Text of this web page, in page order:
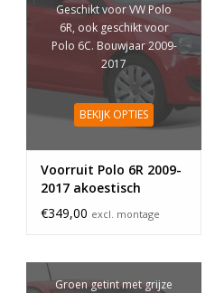
Geschikt voor VW Polo
6R, ook geschikt voor
Polo 6C. Bouwjaar 2009-
2017
BEKIJK OPTIES
Voorruit Polo 6R 2009-
2017 akoestisch
€349,00 excl. montage
Groen getint met grijze